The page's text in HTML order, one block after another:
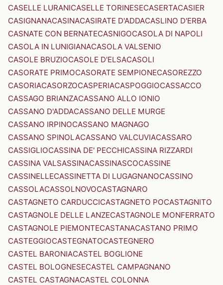
CASELLE LURANICASELLE TORINESECASERTACASIER
CASIGNANACASINACASIRATE D'ADDACASLINO D'ERBA
CASNATE CON BERNATECASNIGOCASOLA DI NAPOLI
CASOLA IN LUNIGIANACASOLA VALSENIO
CASOLE BRUZIOCASOLE D'ELSACASOLI
CASORATE PRIMOCASORATE SEMPIONECASOREZZO
CASORIACASORZOCASPERIACASPOGGIOCASSACCO
CASSAGO BRIANZACASSANO ALLO IONIO
CASSANO D'ADDACASSANO DELLE MURGE
CASSANO IRPINOCASSANO MAGNAGO
CASSANO SPINOLACASSANO VALCUVIACASSARO
CASSIGLIOCASSINA DE' PECCHICASSINA RIZZARDI
CASSINA VALSASSINACASSINASCOCASSINE
CASSINELLECASSINETTA DI LUGAGNANOCASSINO
CASSOLACASSOLNOVOCASTAGNARO
CASTAGNETO CARDUCCICASTAGNETO POCASTAGNITO
CASTAGNOLE DELLE LANZECASTAGNOLE MONFERRATO
CASTAGNOLE PIEMONTECASTANACASTANO PRIMO
CASTEGGIOCASTEGNATOCASTEGNERO
CASTEL BARONIACASTEL BOGLIONE
CASTEL BOLOGNESECASTEL CAMPAGNANO
CASTEL CASTAGNACASTEL COLONNA